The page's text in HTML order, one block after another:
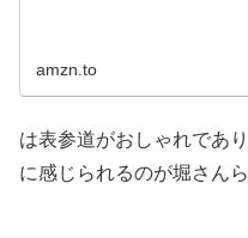
amzn.to
は表参道がおしゃれであ
に感じられるのが堀さん